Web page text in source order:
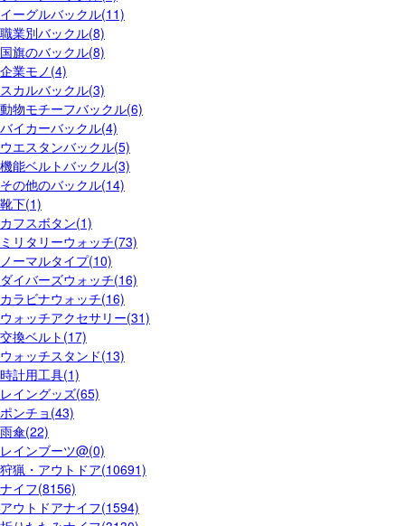
イーグルバックル(11)
職業別バックル(8)
国旗のバックル(8)
企業モノ(4)
スカルバックル(3)
動物モチーフバックル(6)
バイカーバックル(4)
ウエスタンバックル(5)
機能ベルトバックル(3)
その他のバックル(14)
靴下(1)
カフスボタン(1)
ミリタリーウォッチ(73)
ノーマルタイプ(10)
ダイバーズウォッチ(16)
カラビナウォッチ(16)
ウォッチアクセサリー(31)
交換ベルト(17)
ウォッチスタンド(13)
時計用工具(1)
レイングッズ(65)
ポンチョ(43)
雨傘(22)
レインブーツ@(0)
狩猟・アウトドア(10691)
ナイフ(8156)
アウトドアナイフ(1594)